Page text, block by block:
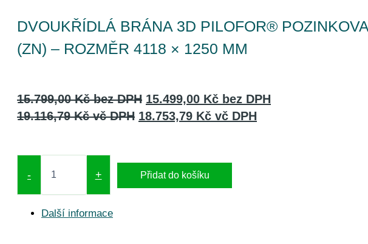
DVOUKŘÍDLÁ BRÁNA 3D PILOFOR®
(ZN) – ROZMĚR 4118 × 1250 MM
15.799,00Kčbez DPH 15.499,00 Kč bez DPH
19.116,79Kčvč DPH 18.753,79 Kč vč DPH
- + Přidat do košíku
Další informace